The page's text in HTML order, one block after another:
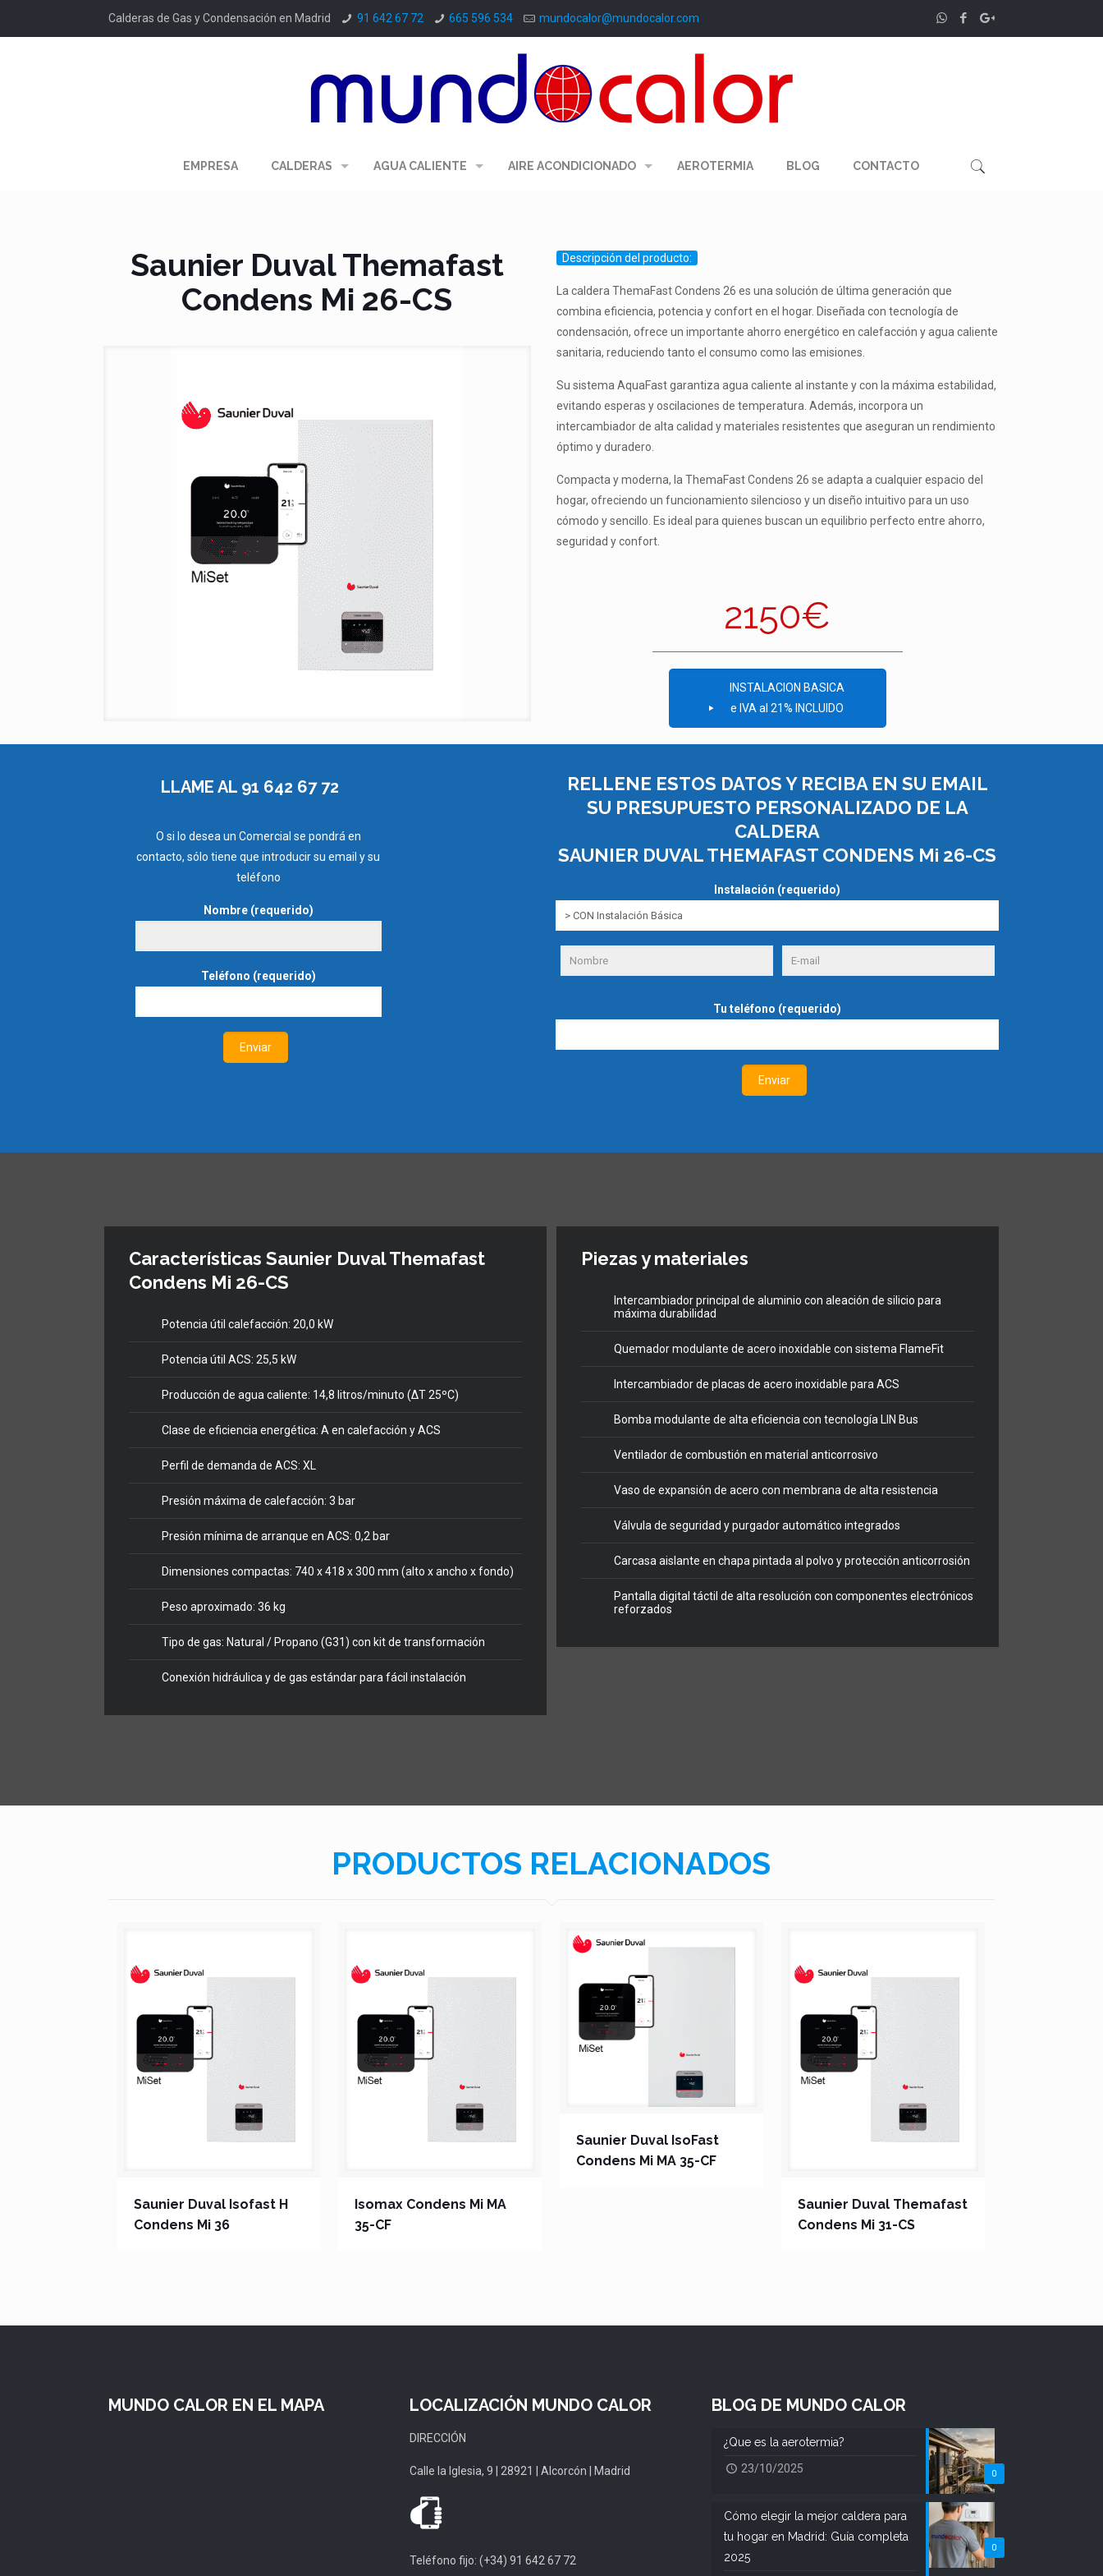
Calderas de Gas y Condensación en Madrid 91 642 67 72 665 596 534 mundocalor@mundocalor.com
EMPRESA CALDERAS AGUA CALIENTE AIRE ACONDICIONADO AEROTERMIA BLOG CONTACTO
Saunier Duval Themafast
Condens Mi 26-CS
Descripción del producto:
La caldera ThemaFast Condens 26 es una solución de última generación que
combina eficiencia, potencia y confort en el hogar. Diseñada con tecnología de
condensación, ofrece un importante ahorro energético en calefacción y agua caliente
sanitaria, reduciendo tanto el consumo como las emisiones.
Su sistema AquaFast garantiza agua caliente al instante y con la máxima estabilidad,
evitando esperas y oscilaciones de temperatura. Además, incorpora un
intercambiador de alta calidad y materiales resistentes que aseguran un rendimiento
óptimo y duradero.
Compacta y moderna, la ThemaFast Condens 26 se adapta a cualquier espacio del
hogar, ofreciendo un funcionamiento silencioso y un diseño intuitivo para un uso
cómodo y sencillo. Es ideal para quienes buscan un equilibrio perfecto entre ahorro,
seguridad y confort.
2150€
INSTALACION BASICA
e IVA al 21% INCLUIDO
LLAME AL 91 642 67 72
O si lo desea un Comercial se pondrá en
contacto, sólo tiene que introducir su email y su
teléfono
Nombre (requerido)
Teléfono (requerido)
RELLENE ESTOS DATOS Y RECIBA EN SU EMAIL
SU PRESUPUESTO PERSONALIZADO DE LA
CALDERA
SAUNIER DUVAL THEMAFAST CONDENS Mi 26-CS
Instalación (requerido)
Tu teléfono (requerido)
Características Saunier Duval Themafast
Condens Mi 26-CS
Potencia útil calefacción: 20,0 kW
Potencia útil ACS: 25,5 kW
Producción de agua caliente: 14,8 litros/minuto (ΔT 25ºC)
Clase de eficiencia energética: A en calefacción y ACS
Perfil de demanda de ACS: XL
Presión máxima de calefacción: 3 bar
Presión mínima de arranque en ACS: 0,2 bar
Dimensiones compactas: 740 x 418 x 300 mm (alto x ancho x fondo)
Peso aproximado: 36 kg
Tipo de gas: Natural / Propano (G31) con kit de transformación
Conexión hidráulica y de gas estándar para fácil instalación
Piezas y materiales
Intercambiador principal de aluminio con aleación de silicio para
máxima durabilidad
Quemador modulante de acero inoxidable con sistema FlameFit
Intercambiador de placas de acero inoxidable para ACS
Bomba modulante de alta eficiencia con tecnología LIN Bus
Ventilador de combustión en material anticorrosivo
Vaso de expansión de acero con membrana de alta resistencia
Válvula de seguridad y purgador automático integrados
Carcasa aislante en chapa pintada al polvo y protección anticorrosión
Pantalla digital táctil de alta resolución con componentes electrónicos
reforzados
PRODUCTOS RELACIONADOS
Saunier Duval Isofast H
Condens Mi 36
Isomax Condens Mi MA
35-CF
Saunier Duval IsoFast
Condens Mi MA 35-CF
Saunier Duval Themafast
Condens Mi 31-CS
MUNDO CALOR EN EL MAPA LOCALIZACIÓN MUNDO CALOR
DIRECCIÓN
Calle la Iglesia, 9 | 28921 | Alcorcón | Madrid
Teléfono fijo: (+34) 91 642 67 72
BLOG DE MUNDO CALOR
0
¿Que es la aerotermia?
23/10/2025
0
Cómo elegir la mejor caldera para
tu hogar en Madrid: Guía completa
2025